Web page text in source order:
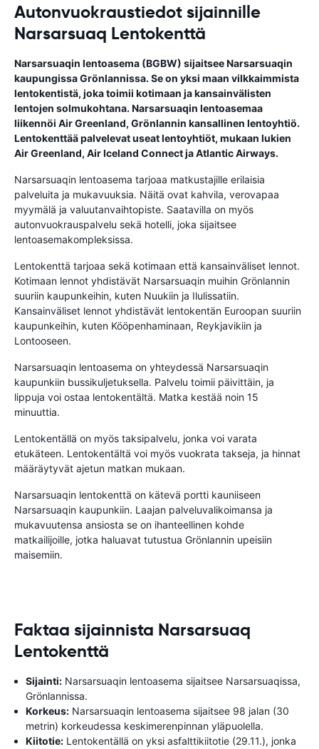
Autonvuokraustiedot sijainnille
Narsarsuaq Lentokenttä
Narsarsuaqin lentoasema (BGBW) sijaitsee Narsarsuaqin
kaupungissa Grönlannissa. Se on yksi maan vilkkaimmista
lentokentistä, joka toimii kotimaan ja kansainvälisten
lentojen solmukohtana. Narsarsuaqin lentoasemaa
liikennöi Air Greenland, Grönlannin kansallinen lentoyhtiö.
Lentokenttää palvelevat useat lentoyhtiöt, mukaan lukien
Air Greenland, Air Iceland Connect ja Atlantic Airways.
Narsarsuaqin lentoasema tarjoaa matkustajille erilaisia ​​
palveluita ja mukavuuksia. Näitä ovat kahvila, verovapaa
myymälä ja valuutanvaihtopiste. Saatavilla on myös
autonvuokrauspalvelu sekä hotelli, joka sijaitsee
lentoasemakompleksissa.
Lentokenttä tarjoaa sekä kotimaan että kansainväliset lennot.
Kotimaan lennot yhdistävät Narsarsuaqin muihin Grönlannin
suuriin kaupunkeihin, kuten Nuukiin ja Ilulissatiin.
Kansainväliset lennot yhdistävät lentokentän Euroopan suuriin
kaupunkeihin, kuten Kööpenhaminaan, Reykjavikiin ja
Lontooseen.
Narsarsuaqin lentoasema on yhteydessä Narsarsuaqin
kaupunkiin bussikuljetuksella. Palvelu toimii päivittäin, ja
lippuja voi ostaa lentokentältä. Matka kestää noin 15
minuuttia.
Lentokentällä on myös taksipalvelu, jonka voi varata
etukäteen. Lentokentältä voi myös vuokrata takseja, ja hinnat
määräytyvät ajetun matkan mukaan.
Narsarsuaqin lentokenttä on kätevä portti kauniiseen
Narsarsuaqin kaupunkiin. Laajan palveluvalikoimansa ja
mukavuutensa ansiosta se on ihanteellinen kohde
matkailijoille, jotka haluavat tutustua Grönlannin upeisiin
maisemiin.
Faktaa sijainnista Narsarsuaq
Lentokenttä
Sijainti: Narsarsuaqin lentoasema sijaitsee Narsarsuaqissa,
Grönlannissa.
Korkeus: Narsarsuaqin lentoasema sijaitsee 98 jalan (30
metrin) korkeudessa keskimerenpinnan yläpuolella.
Kiitotie: Lentokentällä on yksi asfalttikiitotie (29.11.), jonka